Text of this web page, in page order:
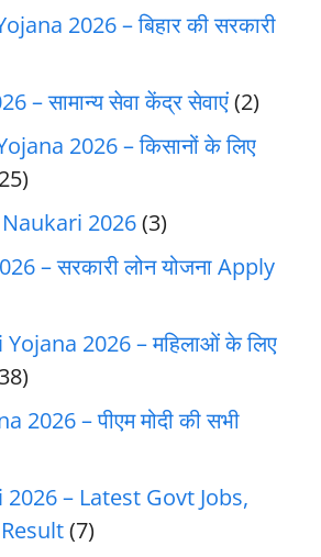
2026 – बिहार की सरकारी
– सामान्य सेवा केंद्र सेवाएं(2)
2026 – किसानों के लिए
2026(3)
– सरकारी लोन योजना Apply
2026 – महिलाओं के लिए
2026 – पीएम मोदी की सभी
– Latest Govt Jobs,
(7)